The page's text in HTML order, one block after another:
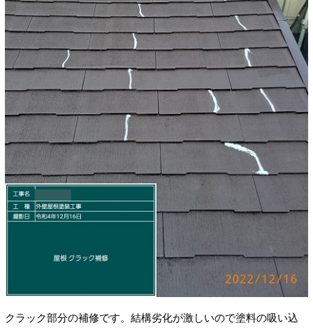
クラック部分の補修です。結構劣化が激しいので塗料の吸い込